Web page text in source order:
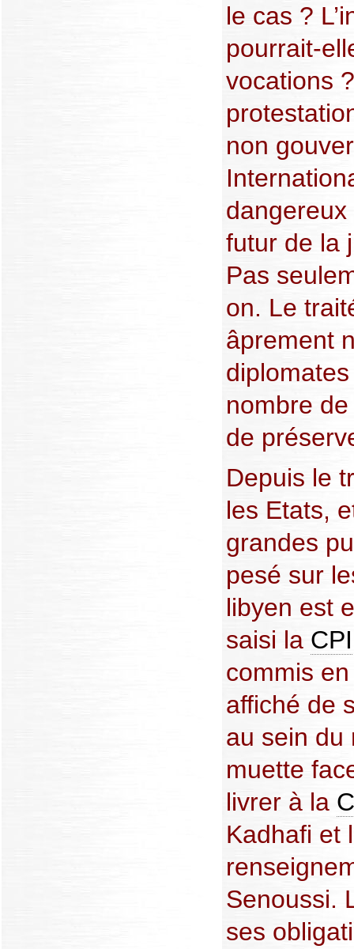
le cas ?
pourrait-
vocations
non
futur de la
Pas
on. Le
âprement
nombre
de
Depuis le
les Etats,
grandes
pesé sur
libyen est
saisi la CPI
commis
affiché de
au sein du
muette
livrer à la
Kadhafi et
Senoussi.
ses